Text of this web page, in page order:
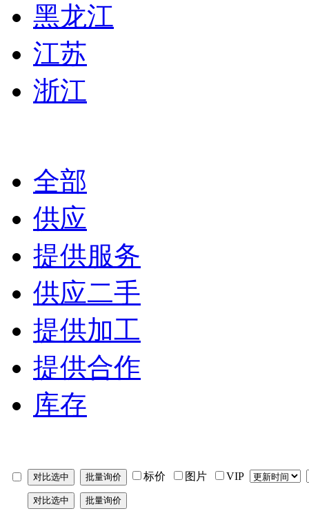
黑龙江
江苏
浙江
全部
供应
提供服务
供应二手
提供加工
提供合作
库存
标价 图片 VIP